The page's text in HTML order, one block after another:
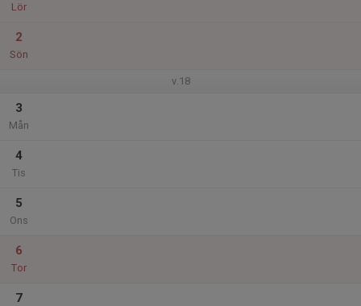
Lör
2
Sön
v.18
3
Mån
4
Tis
5
Ons
6
Tor
7